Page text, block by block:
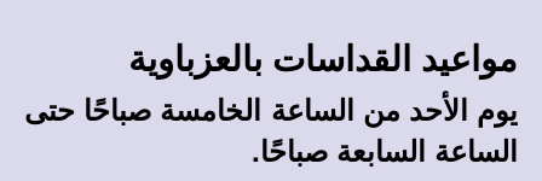
مواعيد القداسات بالعزباوية
يوم الأحد من الساعة الخامسة صباحًا حتى
الساعة السابعة صباحًا.